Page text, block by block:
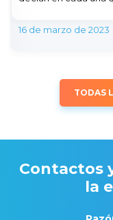
16 de marzo de 2023
TODAS
Contactos
la